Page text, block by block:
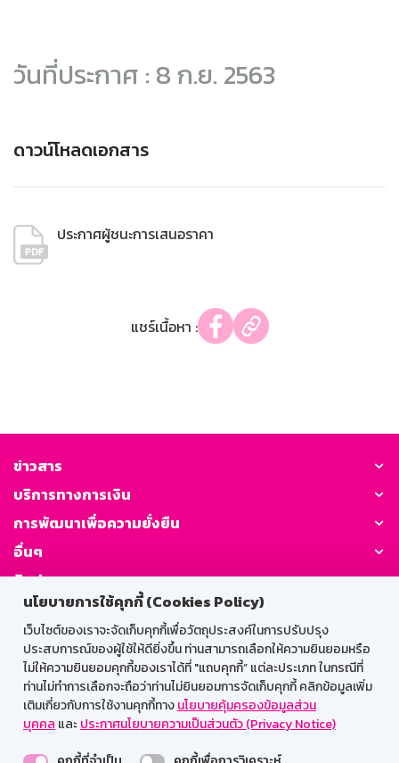
นโยบายการใช้คุกกี้ (Cookies Policy)
เว็บไซต์ของเราจะจัดเก็บคุกกี้เพื่อวัตถุประสงค์ในการปรับปรุง
ประสบการณ์ของผู้ใช้ให้ดียิ่งขึ้น ท่านสามารถเลือกให้ความยินยอมหรือ
ไม่ให้ความยินยอมคุกกี้ของเราได้ที่ "แถบคุกกี้” แต่ละประเภท ในกรณีที่
ท่านไม่ทำการเลือกจะถือว่าท่านไม่ยินยอมการจัดเก็บคุกกี้ คลิกข้อมูลเพิ่ม
เติมเกี่ยวกับการใช้งานคุกกี้ทางนโยบายคุ้มครองข้อมูลส่วน
บุคคล และประกาศนโยบายความเป็นส่วนตัว (Privacy Notice)
วันที่ประกาศ : 8 ก.ย. 2563
ดาวน์โหลดเอกสาร
ประกาศผู้ชนะการเสนอราคา
แชร์เนื้อหา :
ข่าวสาร
บริการทางการเงิน
การพัฒนาเพื่อความยั่งยืน
อื่นๆ
ติดต่อเรา
GSB Society:
สำหรับพนักงาน
Web HR
GSB Wisdom
M-Search